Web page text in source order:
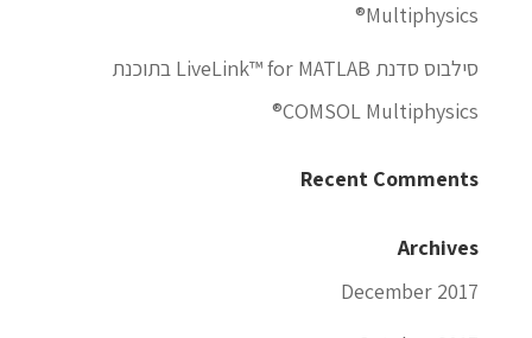
Multiphysics®
סילבוס סדנת LiveLink™ for MATLAB בתוכנת
COMSOL Multiphysics®
Recent Comments
Archives
December 2017